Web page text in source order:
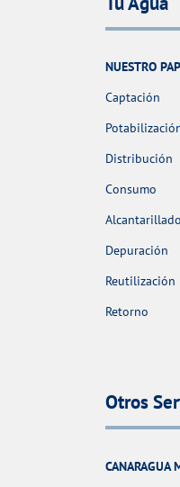
NUESTRO
Captación
Distribución
Consumo
Alcantarillado
Depuración
Reutilización
Retorno
Otros
CANARAGUA